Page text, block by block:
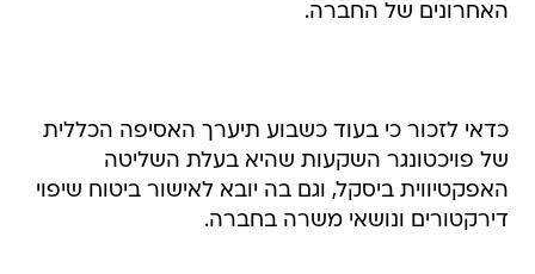
האחרונים של החברה.
כדאי לזכור כי בעוד כשבוע תיערך האסיפה הכללית
של פויכטונגר השקעות שהיא בעלת השליטה
האפקטיווית ביסקל, וגם בה יובא לאישור ביטוח שיפוי
דירקטורים ונושאי משרה בחברה.